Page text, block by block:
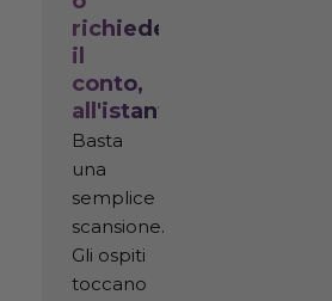
richiedere
il
conto,
all'istante
Basta
una
semplice
scansione.
Gli ospiti
toccano